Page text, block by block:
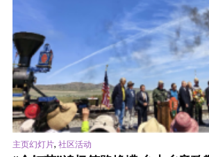
主页幻灯片, 社区活动